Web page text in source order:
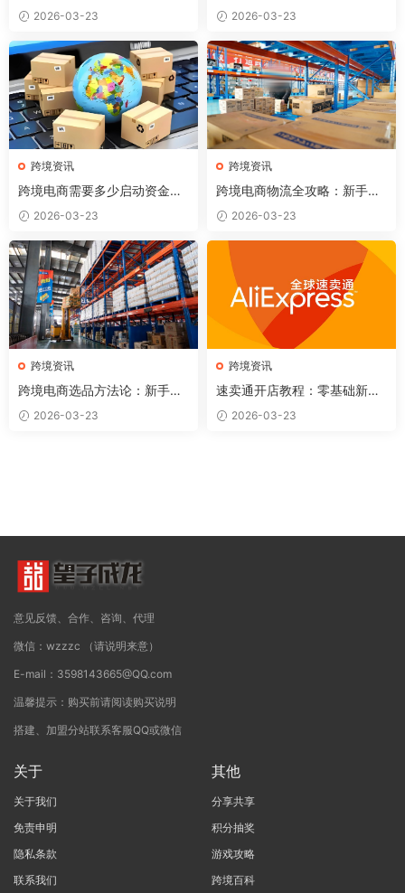
卖家如何找到优质供应商？
2026-03-23
布产品和出单全流程
2026-03-23
跨境资讯
跨境电商需要多少启动资金？
各平台资金规划详解
2026-03-23
跨境资讯
跨境电商物流全攻略：新手必
懂的5种国际物流方式
2026-03-23
跨境资讯
跨境电商选品方法论：新手如
何找到第一个赚钱的产品？
2026-03-23
跨境资讯
速卖通开店教程：零基础新手
如何从0到1做速卖通（2026
完整版）
2026-03-23
意见反馈、合作、咨询、代理
微信：wzzzc （请说明来意）
E-mail：3598143665@QQ.com
温馨提示：购买前请阅读购买说明
搭建、加盟分站联系客服QQ或微信
关于
关于我们
免责申明
隐私条款
联系我们
其他
分享共享
积分抽奖
游戏攻略
跨境百科